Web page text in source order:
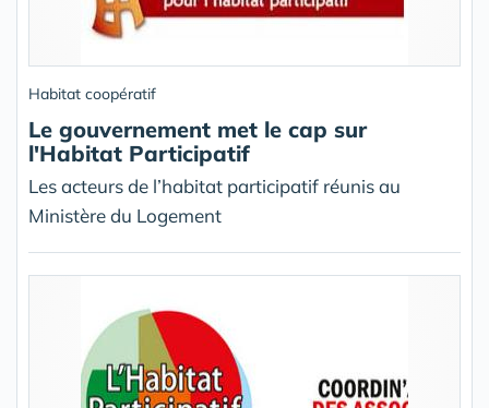
Habitat coopératif
Le gouvernement met le cap sur
l'Habitat Participatif
Les acteurs de l’habitat participatif réunis au
Ministère du Logement